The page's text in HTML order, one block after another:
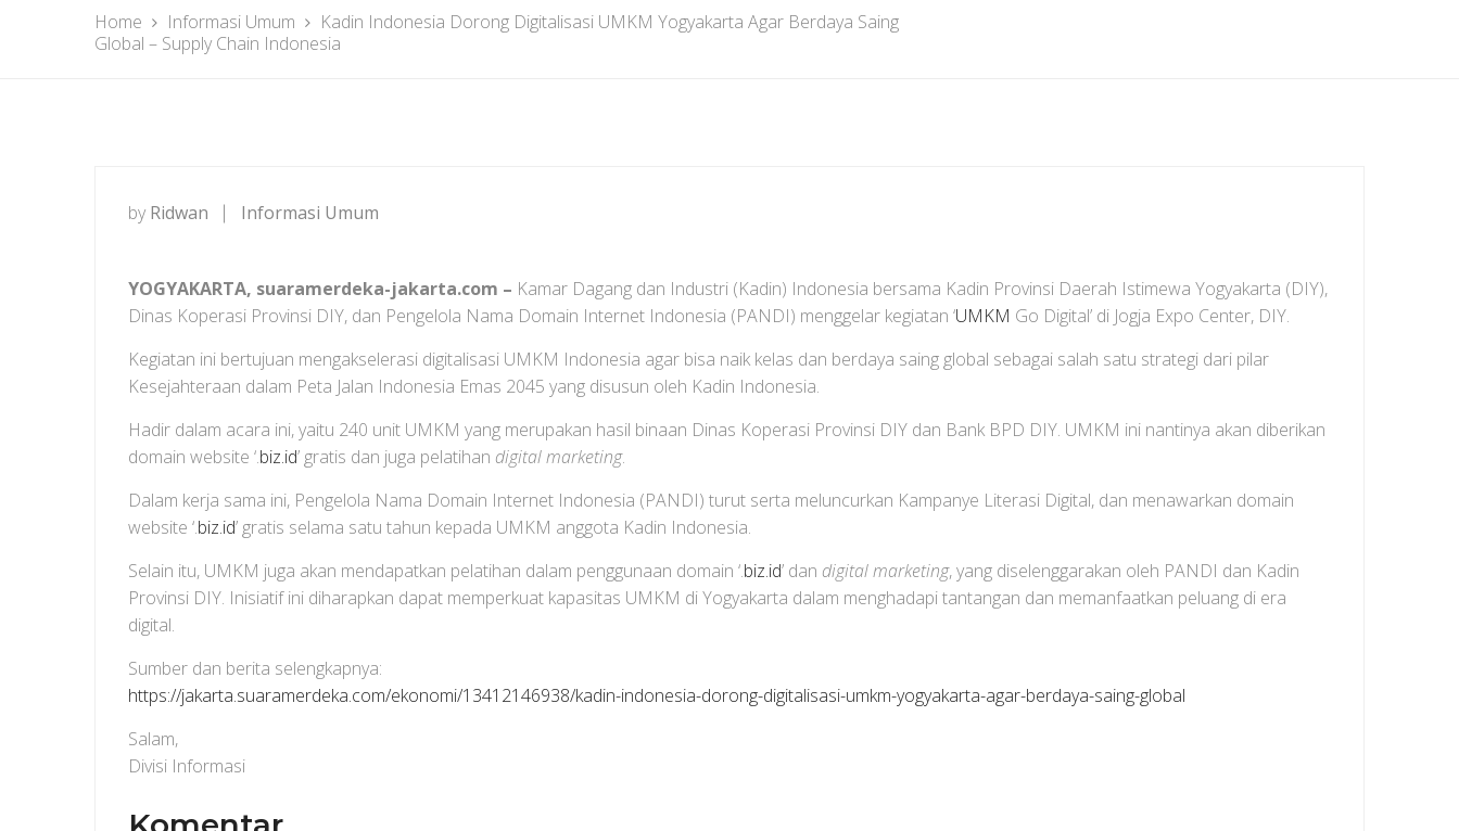
Home Informasi Umum
Kadin Indonesia Dorong Digitalisasi UMKM Yogyakarta Agar Berdaya Saing
Global – Supply Chain Indonesia
by Ridwan Informasi Umum
YOGYAKARTA, suaramerdeka-jakarta.com – Kamar Dagang dan Industri (Kadin) Indonesia bersama Kadin Provinsi Daerah Istimewa Yogyakarta (DIY),
Dinas Koperasi Provinsi DIY, dan Pengelola Nama Domain Internet Indonesia (PANDI) menggelar kegiatan ‘UMKM Go Digital’ di Jogja Expo Center, DIY.
Kegiatan ini bertujuan mengakselerasi digitalisasi UMKM Indonesia agar bisa naik kelas dan berdaya saing global sebagai salah satu strategi dari pilar
Kesejahteraan dalam Peta Jalan Indonesia Emas 2045 yang disusun oleh Kadin Indonesia.
Hadir dalam acara ini, yaitu 240 unit UMKM yang merupakan hasil binaan Dinas Koperasi Provinsi DIY dan Bank BPD DIY. UMKM ini nantinya akan diberikan
domain website ‘.biz.id’ gratis dan juga pelatihan digital marketing.
Dalam kerja sama ini, Pengelola Nama Domain Internet Indonesia (PANDI) turut serta meluncurkan Kampanye Literasi Digital, dan menawarkan domain
website ‘.biz.id’ gratis selama satu tahun kepada UMKM anggota Kadin Indonesia.
Selain itu, UMKM juga akan mendapatkan pelatihan dalam penggunaan domain ‘.biz.id’ dan digital marketing, yang diselenggarakan oleh PANDI dan Kadin
Provinsi DIY. Inisiatif ini diharapkan dapat memperkuat kapasitas UMKM di Yogyakarta dalam menghadapi tantangan dan memanfaatkan peluang di era
digital.
Sumber dan berita selengkapnya:
https://jakarta.suaramerdeka.com/ekonomi/13412146938/kadin-indonesia-dorong-digitalisasi-umkm-yogyakarta-agar-berdaya-saing-global
Salam,
Divisi Informasi